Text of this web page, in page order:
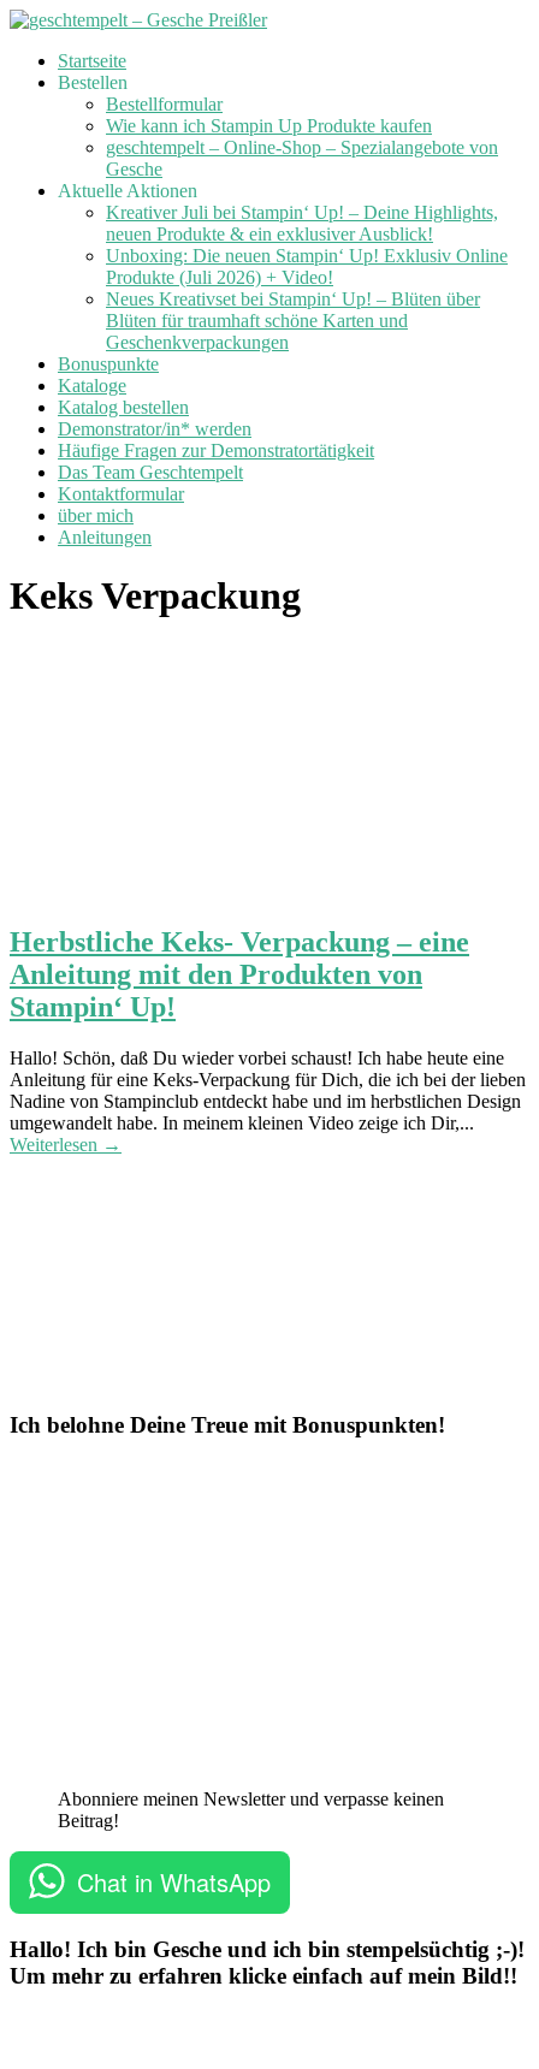
Skip
Startseite
Bestellen
Bestellformular
Wie kann ich Stampin Up Produkte kaufen
geschtempelt – Online-Shop – Spezialangebote von
Gesche
Aktuelle Aktionen
Kreativer Juli bei Stampin‘ Up! – Deine Highlights,
neuen Produkte & ein exklusiver Ausblick!
Unboxing: Die neuen Stampin‘ Up! Exklusiv Online
Produkte (Juli 2026) + Video!
Neues Kreativset bei Stampin‘ Up! – Blüten über
Blüten für traumhaft schöne Karten und
Geschenkverpackungen
Bonuspunkte
Kataloge
Katalog bestellen
Demonstrator/in* werden
Häufige Fragen zur Demonstratortätigkeit
Das Team Geschtempelt
Kontaktformular
über mich
Anleitungen
Keks Verpackung
Herbstliche Keks- Verpackung – eine
Anleitung mit den Produkten von
Stampin‘ Up!
Hallo! Schön, daß Du wieder vorbei schaust! Ich habe heute eine
Anleitung für eine Keks-Verpackung für Dich, die ich bei der lieben
Nadine von Stampinclub entdeckt habe und im herbstlichen Design
umgewandelt habe. In meinem kleinen Video zeige ich Dir,...
Weiterlesen →
Ich belohne Deine Treue mit Bonuspunkten!
Abonniere meinen Newsletter und verpasse keinen
Beitrag!
Chat in WhatsApp
Hallo! Ich bin Gesche und ich bin stempelsüchtig ;-)!
Um mehr zu erfahren klicke einfach auf mein Bild!!